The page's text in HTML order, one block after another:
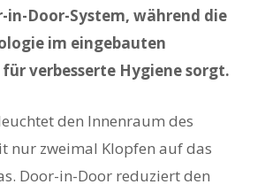
in-Door-System, während die
im eingebauten
für verbesserte Hygiene sorgt.
den Innenraum des
nur zweimal Klopfen auf das
Door-in-Door reduziert den